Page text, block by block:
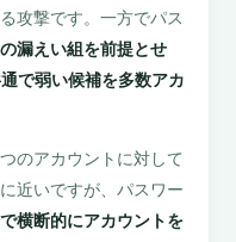
攻撃です。一方でパス
漏えい組を前提とせ
で弱い候補を多数アカ
のアカウントに対して
近いですが、パスワー
横断的にアカウントを